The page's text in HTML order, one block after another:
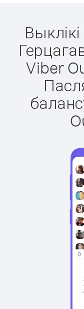
Выклікі
Viber